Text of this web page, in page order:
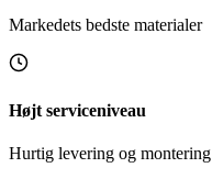
Markedets bedste materialer
Højt serviceniveau
Hurtig levering og montering